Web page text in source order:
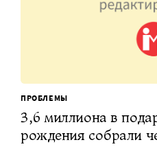
ПРОБЛЕМЫ
3,6 миллиона в
рождения собрали